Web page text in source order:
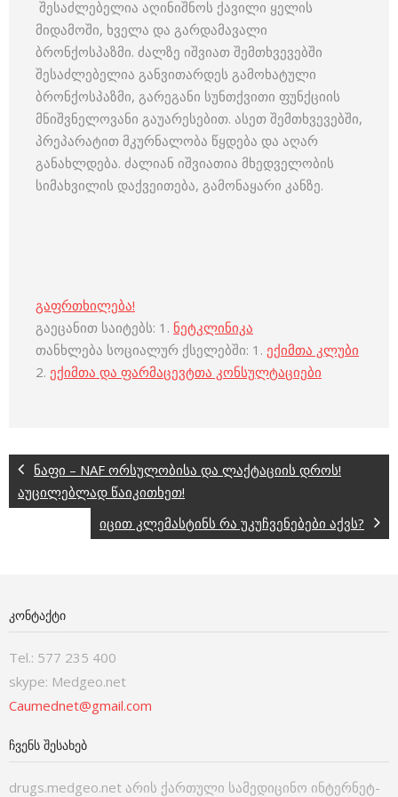
შესაძლებელია აღინიშნოს ქავილი ყელის
მიდამოში, ხველა და გარდამავალი
ბრონქოსპაზმი. ძალზე იშვიათ შემთხვევებში
შესაძლებელია განვითარდეს გამოხატული
ბრონქოსპაზმი, გარეგანი სუნთქვითი ფუნქციის
მნიშვნელოვანი გაუარესებით. ასეთ შემთხვევებში,
პრეპარატით მკურნალობა წყდება და აღარ
განახლდება. ძალიან იშვიათია მხედველობის
სიმახვილის დაქვეითება, გამონაყარი კანზე.
გაფრთხილება!
გაეცანით საიტებს: 1. ნეტკლინიკა
თანხლება სოციალურ ქსელებში: 1. ექიმთა კლუბი
2. ექიმთა და ფარმაცევტთა კონსულტაციები
ნაფი – NAF ორსულობისა და ლაქტაციის დროს!
აუცილებლად წაიკითხეთ!
იცით კლემასტინს რა უკუჩვენებები აქვს?
ᲙᲝᲜᲢᲐᲥᲢᲘ
Tel.: 577 235 400
skype: Medgeo.net
Caumednet@gmail.com
ᲩᲕᲔᲜᲡ ᲨᲔᲡᲐᲮᲔᲑ
drugs.medgeo.net არის ქართული სამედიცინო ინტერნეტ-